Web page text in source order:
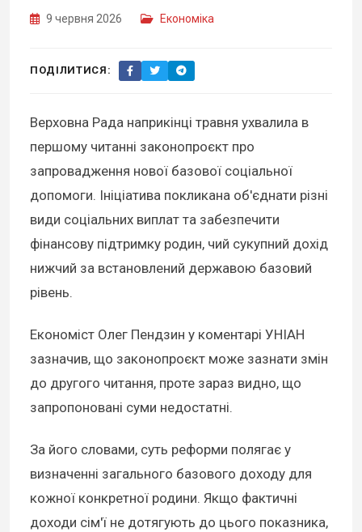
9 червня 2026 Економіка
ПОДІЛИТИСЯ:
Верховна Рада наприкінці травня ухвалила в
першому читанні законопроєкт про
запровадження нової базової соціальної
допомоги. Ініціатива покликана об'єднати різні
види соціальних виплат та забезпечити
фінансову підтримку родин, чий сукупний дохід
нижчий за встановлений державою базовий
рівень.
Економіст Олег Пендзин у коментарі УНІАН
зазначив, що законопроєкт може зазнати змін
до другого читання, проте зараз видно, що
запропоновані суми недостатні.
За його словами, суть реформи полягає у
визначенні загального базового доходу для
кожної конкретної родини. Якщо фактичні
доходи сім'ї не дотягують до цього показника,